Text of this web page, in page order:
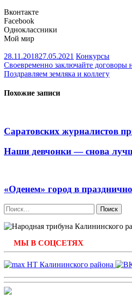
Вконтакте
Facebook
Одноклассники
Мой мир
28.11.201827.05.2021 Конкурсы
Навигация
по
записям
Своевременно заключайте договоры
Поздравляем земляка и коллегу
Похожие записи
Саратовских журналистов
Наши девчонки — снова
«Оденем» город в
Найти:
МЫ В СОЦСЕТЯХ